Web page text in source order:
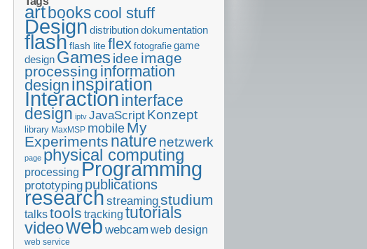
artbooks cool stuff
Design distributiondokumentation
flash flash lite flex fotografie game
design Games idee image
processing information
design inspiration
Interactioninterface
design iptv JavaScript Konzept
library MaxMSP mobile My
Experiments nature netzwerk
page physical computing
processing Programming
prototyping publications
research streamingstudium
talkstools tracking tutorials
videoweb webcam web design
web service